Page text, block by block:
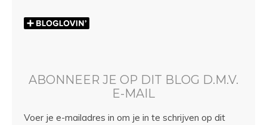
ABONNEER JE OP DIT BLOG D.M.V.
E-MAIL
Voer je e-mailadres in om je in te schrijven op dit